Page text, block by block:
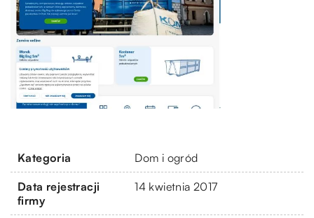
Kategoria Dom i ogród
Data rejestracji
firmy
14 kwietnia 2017